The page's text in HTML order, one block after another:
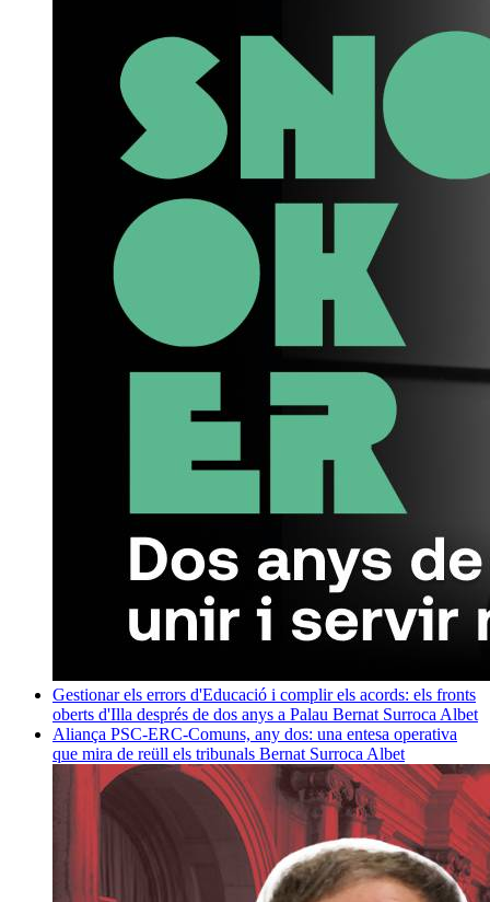
Gestionar els errors d'Educació i complir els acords: els fronts
oberts d'Illa després de dos anys a Palau Bernat Surroca Albet
Aliança PSC-ERC-Comuns, any dos: una entesa operativa
que mira de reüll els tribunals Bernat Surroca Albet